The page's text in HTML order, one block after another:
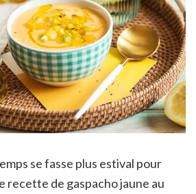
se fasse plus estival pour
recette de gaspacho jaune au